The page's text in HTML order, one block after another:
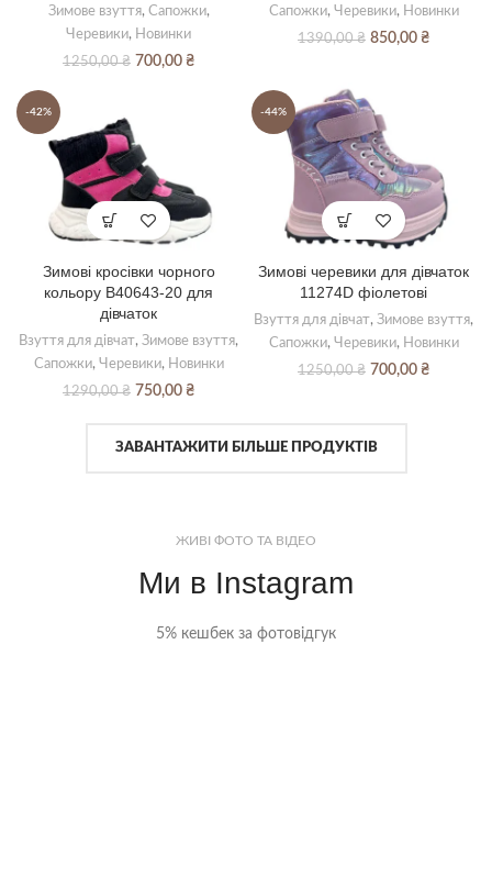
Зимове взуття, Сапожки,
Черевики, Новинки
1250,00₴ Оригінальна
700,00 ₴Поточна
700,00 ₴.
Сапожки, Черевики, Новинки
1390,00₴ Оригінальна
850,00 ₴Поточна
-42%
Зимові кросівки чорного
кольору В40643-20 для
дівчаток
Взуття для дівчат, Зимове взуття,
Сапожки, Черевики, Новинки
1290,00₴ Оригінальна
750,00 ₴Поточна
-44%
Зимові черевики для дівчаток
11274D фіолетові
Взуття для дівчат, Зимове взуття,
Сапожки, Черевики, Новинки
1250,00₴ Оригінальна
700,00 ₴Поточна
ЗАВАНТАЖИТИ БІЛЬШЕ ПРОДУКТІВ
ЖИВІ ФОТО ТА ВІДЕО
Ми в Instagram
5% кешбек за фотовідгук